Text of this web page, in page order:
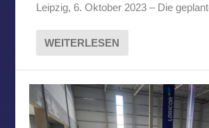
Leipzig, 6. Oktober 2023 – Die
WEITERLESEN